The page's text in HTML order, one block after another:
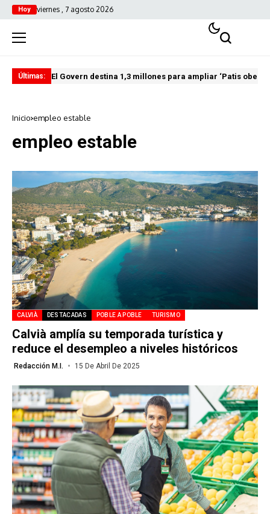
Hoy viernes , 7 agosto 2026
Últimas: El Govern destina 1,3 millones para ampliar ‘Patis
Inicio empleo estable
empleo estable
CALVIÀ DESTACADAS POBLE A POBLE TURISMO
Calvià amplía su temporada turística y
reduce el desempleo a niveles históricos
Redacción M.I. 15 De Abril De 2025